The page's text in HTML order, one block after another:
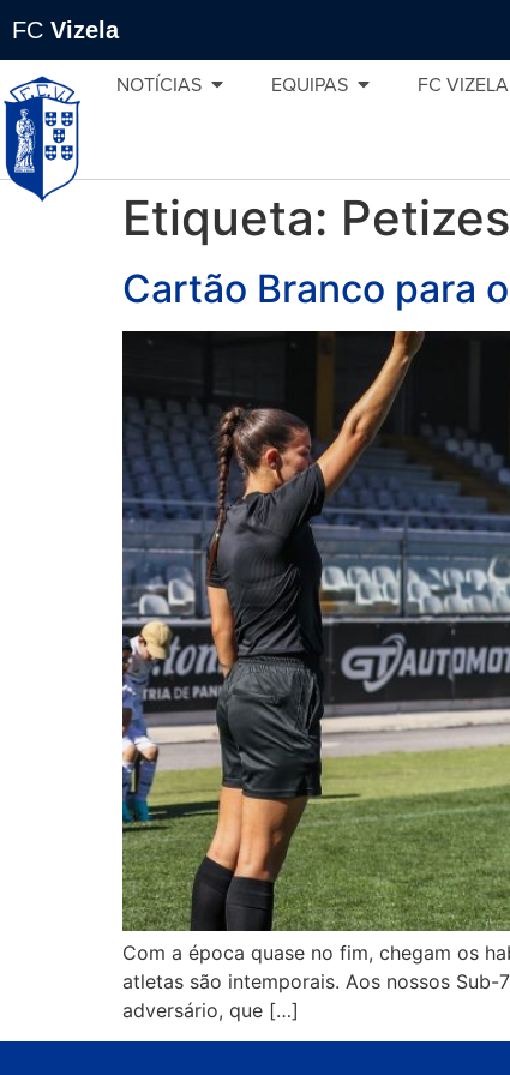
FC Vizela
NOTÍCIAS EQUIPAS FC VIZELA
Etiqueta: Petizes
Cartão Branco para
Com a época quase no fim, chegam os
atletas são intemporais. Aos nossos
adversário, que […]